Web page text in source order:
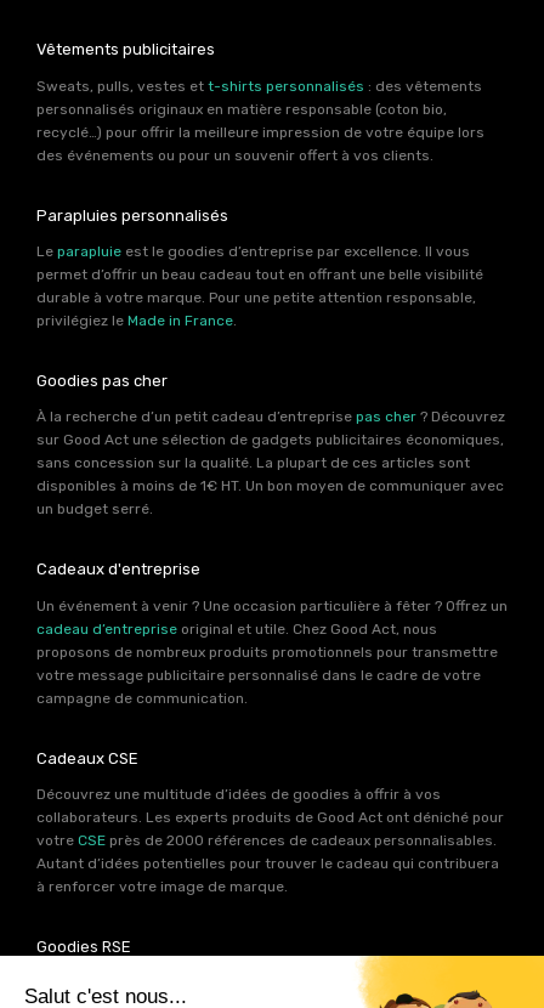
Vêtements publicitaires
Sweats, pulls, vestes et t-shirts personnalisés : des vêtements
personnalisés originaux en matière responsable (coton bio,
recyclé…) pour offrir la meilleure impression de votre équipe lors
des événements ou pour un souvenir offert à vos clients.
Parapluies personnalisés
Le parapluie est le goodies d’entreprise par excellence. Il vous
permet d’offrir un beau cadeau tout en offrant une belle visibilité
durable à votre marque. Pour une petite attention responsable,
privilégiez le Made in France.
Goodies pas cher
À la recherche d’un petit cadeau d’entreprise pas cher ? Découvrez
sur Good Act une sélection de gadgets publicitaires économiques,
sans concession sur la qualité. La plupart de ces articles sont
disponibles à moins de 1€ HT. Un bon moyen de communiquer avec
un budget serré.
Cadeaux d'entreprise
Un événement à venir ? Une occasion particulière à fêter ? Offrez un
cadeau d’entreprise original et utile. Chez Good Act, nous
proposons de nombreux produits promotionnels pour transmettre
votre message publicitaire personnalisé dans le cadre de votre
campagne de communication.
Cadeaux CSE
Découvrez une multitude d’idées de goodies à offrir à vos
collaborateurs. Les experts produits de Good Act ont déniché pour
votre CSE près de 2000 références de cadeaux personnalisables.
Autant d’idées potentielles pour trouver le cadeau qui contribuera
à renforcer votre image de marque.
Goodies RSE
Vous souhaitez communiquer en accord avec vos valeurs ? Ca